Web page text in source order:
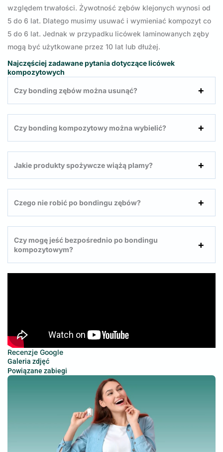
względem trwałości. Żywotność zębów klejonych wynosi od
5 do 6 lat. Dlatego musimy usuwać i wymieniać kompozyt co
5 do 6 lat. Jednak w przypadku licówek laminowanych zęby
mogą być użytkowane przez 10 lat lub dłużej.
Najczęściej zadawane pytania dotyczące licówek
kompozytowych
Czy bonding zębów można usunąć?
Czy bonding kompozytowy można wybielić?
Jakie produkty spożywcze wiążą plamy?
Czego nie robić po bondingu zębów?
Czy mogę jeść bezpośrednio po bondingu
kompozytowym?
Recenzje Google
Galeria zdjęć
Powiązane zabiegi